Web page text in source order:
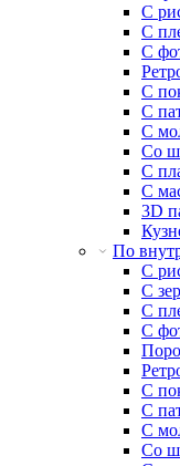
С
С
С
С
С
С
Со
С
С
3D
По
С
С
С
С
С
С
С
Со